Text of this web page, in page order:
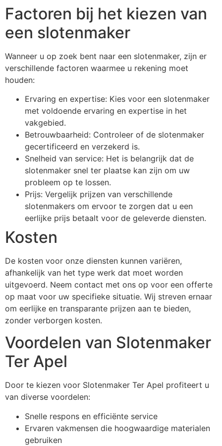
Factoren bij het kiezen van
een slotenmaker
Wanneer u op zoek bent naar een slotenmaker, zijn er
verschillende factoren waarmee u rekening moet
houden:
Ervaring en expertise: Kies voor een slotenmaker
met voldoende ervaring en expertise in het
vakgebied.
Betrouwbaarheid: Controleer of de slotenmaker
gecertificeerd en verzekerd is.
Snelheid van service: Het is belangrijk dat de
slotenmaker snel ter plaatse kan zijn om uw
probleem op te lossen.
Prijs: Vergelijk prijzen van verschillende
slotenmakers om ervoor te zorgen dat u een
eerlijke prijs betaalt voor de geleverde diensten.
Kosten
De kosten voor onze diensten kunnen variëren,
afhankelijk van het type werk dat moet worden
uitgevoerd. Neem contact met ons op voor een offerte
op maat voor uw specifieke situatie. Wij streven ernaar
om eerlijke en transparante prijzen aan te bieden,
zonder verborgen kosten.
Voordelen van Slotenmaker
Ter Apel
Door te kiezen voor Slotenmaker Ter Apel profiteert u
van diverse voordelen:
Snelle respons en efficiënte service
Ervaren vakmensen die hoogwaardige materialen
gebruiken